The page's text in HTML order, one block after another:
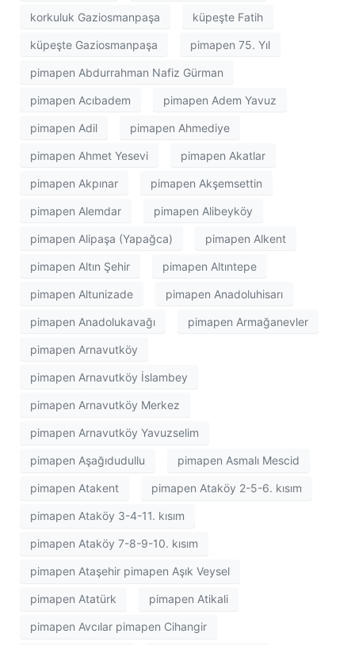
korkuluk Gaziosmanpaşa küpeşte Fatih
küpeşte Gaziosmanpaşa pimapen 75. Yıl
pimapen Abdurrahman Nafiz Gürman
pimapen Acıbadem pimapen Adem Yavuz
pimapen Adil pimapen Ahmediye
pimapen Ahmet Yesevi pimapen Akatlar
pimapen Akpınar pimapen Akşemsettin
pimapen Alemdar pimapen Alibeyköy
pimapen Alipaşa (Yapağca) pimapen Alkent
pimapen Altın Şehir pimapen Altıntepe
pimapen Altunizade pimapen Anadoluhisarı
pimapen Anadolukavağı pimapen Armağanevler
pimapen Arnavutköy
pimapen Arnavutköy İslambey
pimapen Arnavutköy Merkez
pimapen Arnavutköy Yavuzselim
pimapen Aşağıdudullu pimapen Asmalı Mescid
pimapen Atakent pimapen Ataköy 2-5-6. kısım
pimapen Ataköy 3-4-11. kısım
pimapen Ataköy 7-8-9-10. kısım
pimapen Ataşehir pimapen Aşık Veysel
pimapen Atatürk pimapen Atikali
pimapen Avcılar pimapen Cihangir